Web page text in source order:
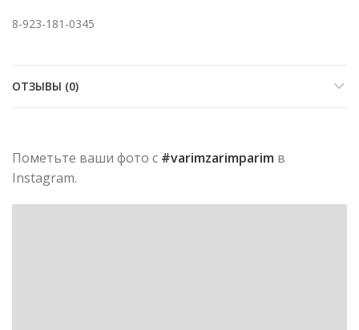
8-923-181-0345
ОТЗЫВЫ (0)
Пометьте ваши фото с #varimzarimparim в
Instagram.